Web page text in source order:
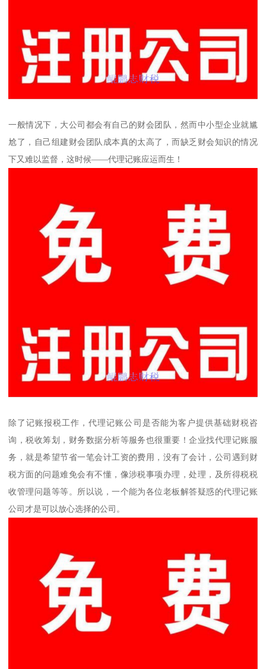
一般情况下，大公司都会有自己的财会团队，然而中小型企业就尴
尬了，自己组建财会团队成本真的太高了，而缺乏财会知识的情况
下又难以监督，这时候——代理记账应运而生！
除了记账报税工作，代理记账公司是否能为客户提供基础财税咨
询，税收筹划，财务数据分析等服务也很重要！企业找代理记账服
务，就是希望节省一笔会计工资的费用，没有了会计，公司遇到财
税方面的问题难免会有不懂，像涉税事项办理，处理，及所得税税
收管理问题等等。所以说，一个能为各位老板解答疑惑的代理记账
公司才是可以放心选择的公司。